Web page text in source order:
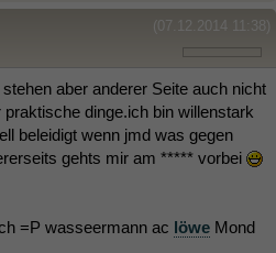
(07.12.2014 11:38)
aber anderer Seite auch nicht
dinge.ich bin willenstark
beleidigt wenn jmd was gegen
gehts mir am ***** vorbei
=P wasseermann ac löwe Mond